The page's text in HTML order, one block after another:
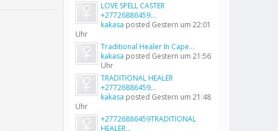
LOVE SPELL CASTER
+27726886459...
kakasa posted Gestern um 22:01
Uhr
Traditional Healer In Cape...
kakasa posted Gestern um 21:56
Uhr
TRADITIONAL HEALER
+27726886459...
kakasa posted Gestern um 21:48
Uhr
+27726886459TRADITIONAL
HEALER...